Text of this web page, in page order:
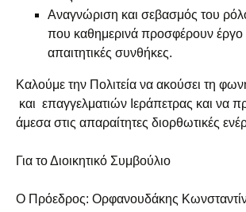
Αναγνώριση και σεβασμός του
που καθημερινά προσφέρουν έργο
απαιτητικές συνθήκες.
Καλούμε την Πολιτεία να ακούσει τη
και επαγγελματιών Ιεράπετρας και να
άμεσα στις απαραίτητες διορθωτικές
Για το Διοικητικό Συμβούλιο
Ο Πρόεδρος: Ορφανουδάκης